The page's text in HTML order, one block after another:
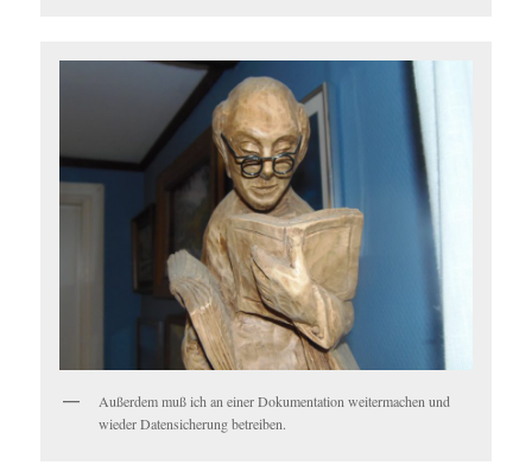
Außerdem muß ich an einer Dokumentation weitermachen und
wieder Datensicherung betreiben.